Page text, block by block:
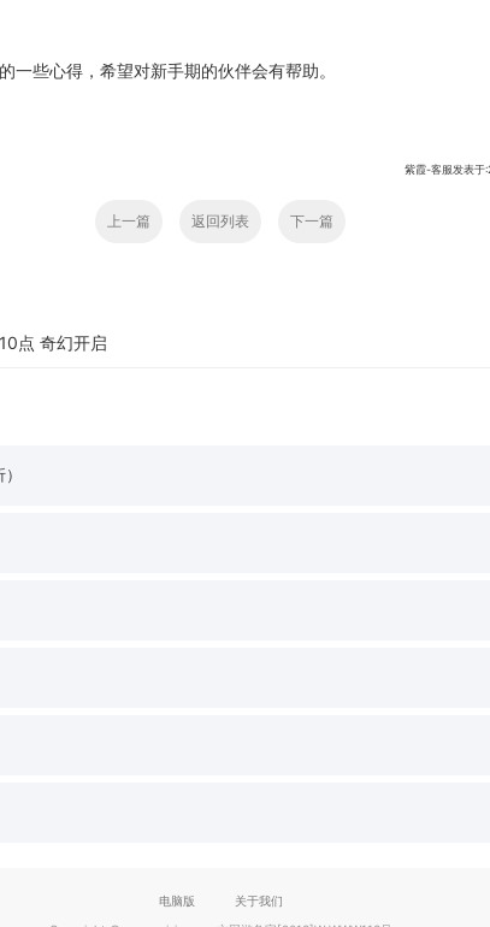
一些心得，希望对新手期的伙伴会有帮助。
紫霞-客服发表
上一篇 返回列表 下一篇
点 奇幻开启
电脑版
关于我们